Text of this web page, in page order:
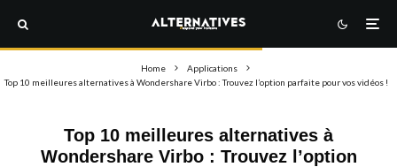
Home
Applications
Top 10 meilleures alternatives à Wondershare Virbo : Trouvez l’option parfaite pour vos vidéos !
Top 10 meilleures alternatives à
Wondershare Virbo : Trouvez l’option